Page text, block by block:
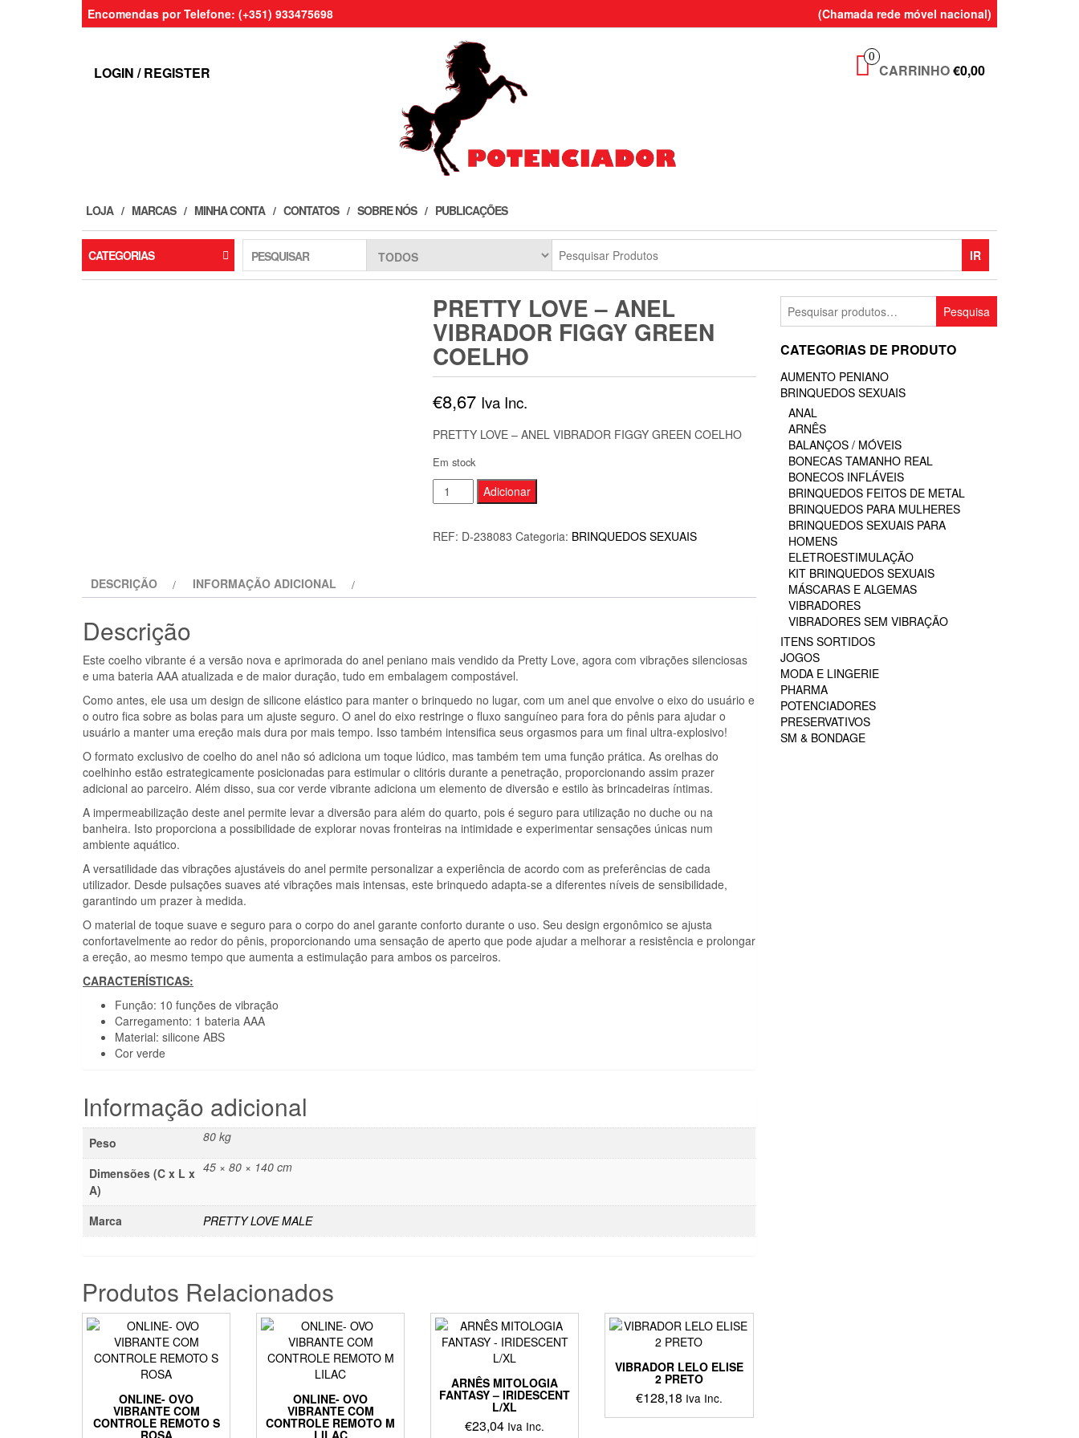
Encomendas por Telefone: (+351) 933475698 (Chamada rede móvel nacional)
LOGIN / REGISTER
0
CARRINHO€0,00
LOJA MARCAS MINHA CONTA CONTATOS SOBRE NÓS PUBLICAÇÕES
CATEGORIAS PESQUISAR IR
PRETTY LOVE – ANEL
VIBRADOR FIGGY GREEN
COELHO
€8,67 Iva Inc.
PRETTY LOVE – ANEL VIBRADOR FIGGY GREEN COELHO
Em stock
Quantidade
de
PRETTY
COELHO
Adicionar
REF: D-238083 Categoria: BRINQUEDOS SEXUAIS
DESCRIÇÃO INFORMAÇÃO ADICIONAL
Descrição
Este coelho vibrante é a versão nova e aprimorada do anel peniano mais vendido da Pretty Love, agora com vibrações silenciosas
e uma bateria AAA atualizada e de maior duração, tudo em embalagem compostável.
Como antes, ele usa um design de silicone elástico para manter o brinquedo no lugar, com um anel que envolve o eixo do usuário e
o outro fica sobre as bolas para um ajuste seguro. O anel do eixo restringe o fluxo sanguíneo para fora do pênis para ajudar o
usuário a manter uma ereção mais dura por mais tempo. Isso também intensifica seus orgasmos para um final ultra-explosivo!
O formato exclusivo de coelho do anel não só adiciona um toque lúdico, mas também tem uma função prática. As orelhas do
coelhinho estão estrategicamente posicionadas para estimular o clitóris durante a penetração, proporcionando assim prazer
adicional ao parceiro. Além disso, sua cor verde vibrante adiciona um elemento de diversão e estilo às brincadeiras íntimas.
A impermeabilização deste anel permite levar a diversão para além do quarto, pois é seguro para utilização no duche ou na
banheira. Isto proporciona a possibilidade de explorar novas fronteiras na intimidade e experimentar sensações únicas num
ambiente aquático.
A versatilidade das vibrações ajustáveis do anel permite personalizar a experiência de acordo com as preferências de cada
utilizador. Desde pulsações suaves até vibrações mais intensas, este brinquedo adapta-se a diferentes níveis de sensibilidade,
garantindo um prazer à medida.
O material de toque suave e seguro para o corpo do anel garante conforto durante o uso. Seu design ergonômico se ajusta
confortavelmente ao redor do pênis, proporcionando uma sensação de aperto que pode ajudar a melhorar a resistência e prolongar
a ereção, ao mesmo tempo que aumenta a estimulação para ambos os parceiros.
CARACTERÍSTICAS:
Função: 10 funções de vibração
Carregamento: 1 bateria AAA
Material: silicone ABS
Cor verde
Informação adicional
Peso 80 kg
Dimensões (C x L x
A)
45 × 80 × 140 cm
Marca PRETTY LOVE MALE
Produtos Relacionados
ONLINE- OVO
VIBRANTE COM
CONTROLE REMOTO S
ROSA
ONLINE- OVO
VIBRANTE COM
CONTROLE REMOTO M
LILAC
ARNÊS MITOLOGIA
FANTASY – IRIDESCENT
L/XL
€23,04 Iva Inc.
VIBRADOR LELO ELISE
2 PRETO
€128,18 Iva Inc.
Pesquisar
por:
Pesquisa
CATEGORIAS DE PRODUTO
AUMENTO PENIANO
BRINQUEDOS SEXUAIS
ANAL
ARNÊS
BALANÇOS / MÓVEIS
BONECAS TAMANHO REAL
BONECOS INFLÁVEIS
BRINQUEDOS FEITOS DE METAL
BRINQUEDOS PARA MULHERES
BRINQUEDOS SEXUAIS PARA
HOMENS
ELETROESTIMULAÇÃO
KIT BRINQUEDOS SEXUAIS
MÁSCARAS E ALGEMAS
VIBRADORES
VIBRADORES SEM VIBRAÇÃO
ITENS SORTIDOS
JOGOS
MODA E LINGERIE
PHARMA
POTENCIADORES
PRESERVATIVOS
SM & BONDAGE